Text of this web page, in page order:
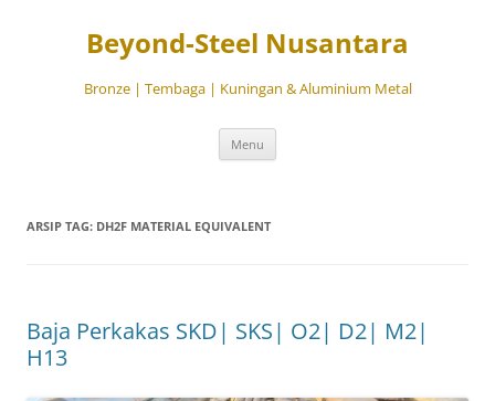
Beyond-Steel Nusantara
Bronze | Tembaga | Kuningan & Aluminium Metal
Menu
ARSIP TAG: DH2F MATERIAL EQUIVALENT
Baja Perkakas SKD| SKS| O2| D2| M2|
H13